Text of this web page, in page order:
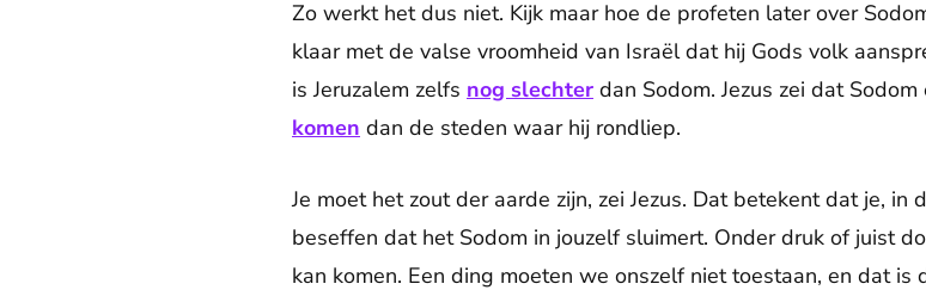
Zo werkt het dus niet. Kijk maar hoe de profeten later over
klaar met de valse vroomheid van Israël dat hij Gods volk
is Jeruzalem zelfs nog slechter dan Sodom. Jezus zei dat
komen dan de steden waar hij rondliep.
Je moet het zout der aarde zijn, zei Jezus. Dat betekent dat je,
beseffen dat het Sodom in jouzelf sluimert. Onder druk of juist
kan komen. Een ding moeten we onszelf niet toestaan, en dat